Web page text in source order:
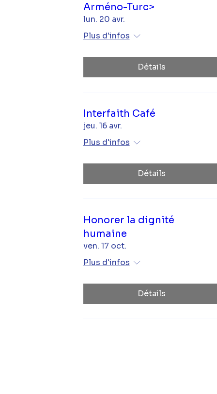
Arméno-Turc>
lun. 20 avr.
Plus d'infos
Détails
Interfaith Café
jeu. 16 avr.
Plus d'infos
Détails
Honorer la dignité
humaine
ven. 17 oct.
Plus d'infos
Détails